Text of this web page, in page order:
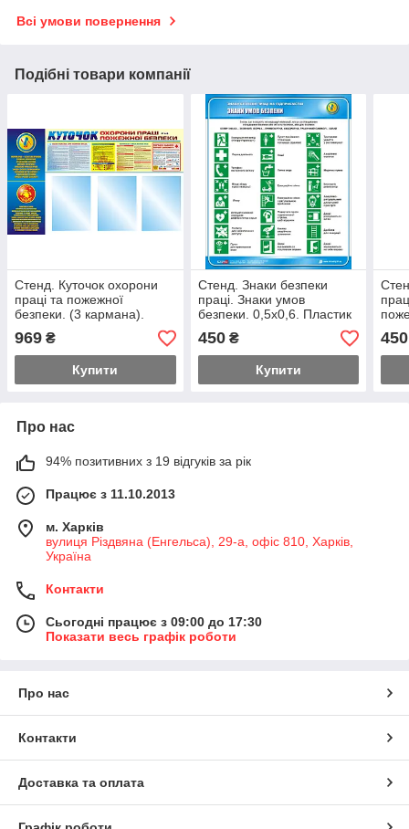
Всі умови повернення
Подібні товари компанії
Стенд. Куточок охорони
праці та пожежної
безпеки. (3 кармана).
1,0х0,6. Пластик
969 ₴
Купити
Стенд. Знаки безпеки
праці. Знаки умов
безпеки. 0,5х0,6. Пластик
450₴
Купити
450
Про нас
94% позитивних з 19 відгуків за рік
Працює з 11.10.2013
м. Харків
вулиця Різдвяна (Енгельса), 29-а, офіс 810, Харків,
Україна
Контакти
Сьогодні працює з 09:00 до 17:30
Показати весь графік роботи
Про нас
Контакти
Доставка та оплата